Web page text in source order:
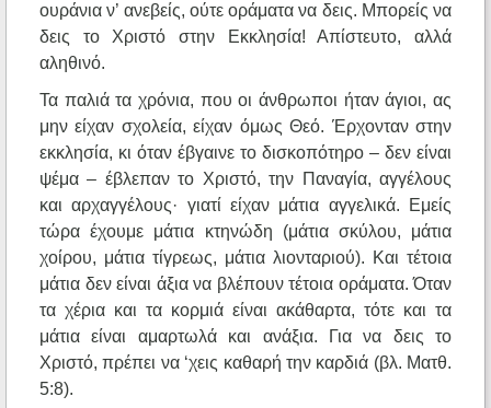
ουράνια ν’ ανεβείς, ούτε οράματα να δεις. Μπορείς να
δεις το Χριστό στην Εκκλησία! Απίστευτο, αλλά
αληθινό.
Τα παλιά τα χρόνια, που οι άνθρωποι ήταν άγιοι, ας
μην είχαν σχολεία, είχαν όμως Θεό. Έρχονταν στην
εκκλησία, κι όταν έβγαινε το δισκοπότηρο – δεν είναι
ψέμα – έβλεπαν το Χριστό, την Παναγία, αγγέλους
και αρχαγγέλους· γιατί είχαν μάτια αγγελικά. Εμείς
τώρα έχουμε μάτια κτηνώδη (μάτια σκύλου, μάτια
χοίρου, μάτια τίγρεως, μάτια λιονταριού). Και τέτοια
μάτια δεν είναι άξια να βλέπουν τέτοια οράματα. Όταν
τα χέρια και τα κορμιά είναι ακάθαρτα, τότε και τα
μάτια είναι αμαρτωλά και ανάξια. Για να δεις το
Χριστό, πρέπει να ‘χεις καθαρή την καρδιά (βλ. Ματθ.
5:8).